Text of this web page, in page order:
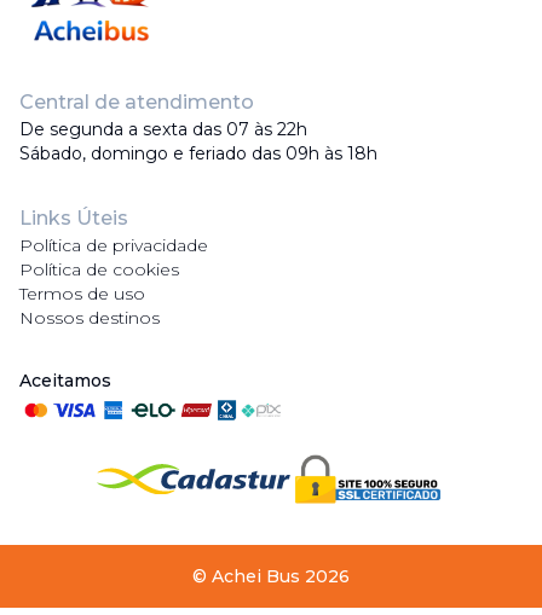
Central de atendimento
De segunda a sexta das 07 às 22h
Sábado, domingo e feriado das 09h às 18h
Links Úteis
Política de privacidade
Política de cookies
Termos de uso
Nossos destinos
Aceitamos
© Achei Bus 2026